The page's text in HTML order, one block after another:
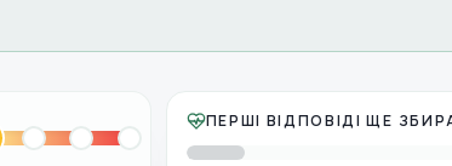
ПЕРШІ ВІДПОВІДІ ЩЕ